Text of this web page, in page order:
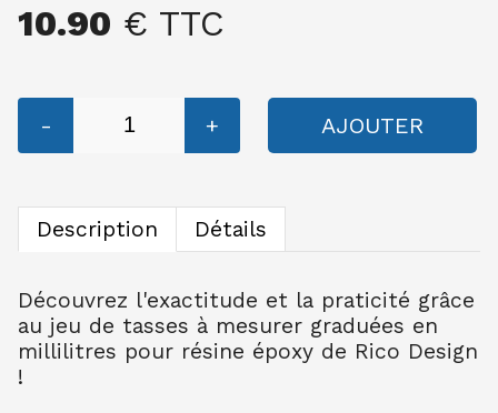
10.90 € TTC
- + AJOUTER
Description Détails
Découvrez l'exactitude et la praticité grâce
au jeu de tasses à mesurer graduées en
millilitres pour résine époxy de Rico Design
!